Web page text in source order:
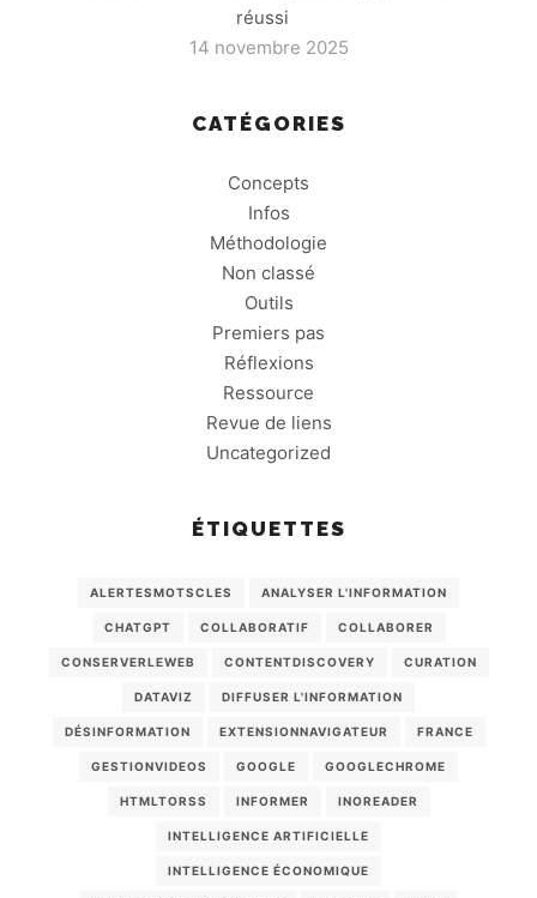
réussi
14 novembre 2025
CATÉGORIES
Concepts
Infos
Méthodologie
Non classé
Outils
Premiers pas
Réflexions
Ressource
Revue de liens
Uncategorized
ÉTIQUETTES
ALERTESMOTSCLES ANALYSER L'INFORMATION
CHATGPT COLLABORATIF COLLABORER
CONSERVERLEWEB CONTENTDISCOVERY CURATION
DATAVIZ DIFFUSER L'INFORMATION
DÉSINFORMATION EXTENSIONNAVIGATEUR FRANCE
GESTIONVIDEOS GOOGLE GOOGLECHROME
HTMLTORSS INFORMER INOREADER
INTELLIGENCE ARTIFICIELLE
INTELLIGENCE ÉCONOMIQUE